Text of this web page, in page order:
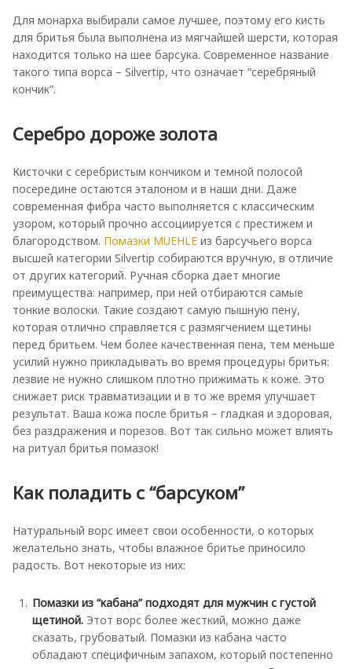
Для монарха выбирали самое лучшее, поэтому его кисть
для бритья была выполнена из мягчайшей шерсти, которая
находится только на шее барсука. Современное название
такого типа ворса – Silvertip, что означает “серебряный
кончик”.
Серебро дороже золота
Кисточки с серебристым кончиком и темной полосой
посередине остаются эталоном и в наши дни. Даже
современная фибра часто выполняется с классическим
узором, который прочно ассоциируется с престижем и
благородством. Помазки MUEHLE из барсучьего ворса
высшей категории Silvertip собираются вручную, в отличие
от других категорий. Ручная сборка дает многие
преимущества: например, при ней отбираются самые
тонкие волоски. Такие создают самую пышную пену,
которая отлично справляется с размягчением щетины
перед бритьем. Чем более качественная пена, тем меньше
усилий нужно прикладывать во время процедуры бритья:
лезвие не нужно слишком плотно прижимать к коже. Это
снижает риск травматизации и в то же время улучшает
результат. Ваша кожа после бритья – гладкая и здоровая,
без раздражения и порезов. Вот так сильно может влиять
на ритуал бритья помазок!
Как поладить с “барсуком”
Натуральный ворс имеет свои особенности, о которых
желательно знать, чтобы влажное бритье приносило
радость. Вот некоторые из них:
Помазки из “кабана” подходят для мужчин с густой
щетиной. Этот ворс более жесткий, можно даже
сказать, грубоватый. Помазки из кабана часто
обладают специфичным запахом, который постепенно